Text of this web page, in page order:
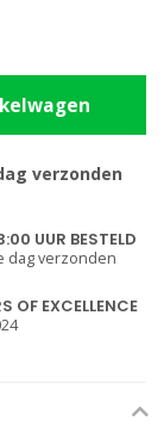
verzonden
UUR BESTELD
dag verzonden
OF EXCELLENCE